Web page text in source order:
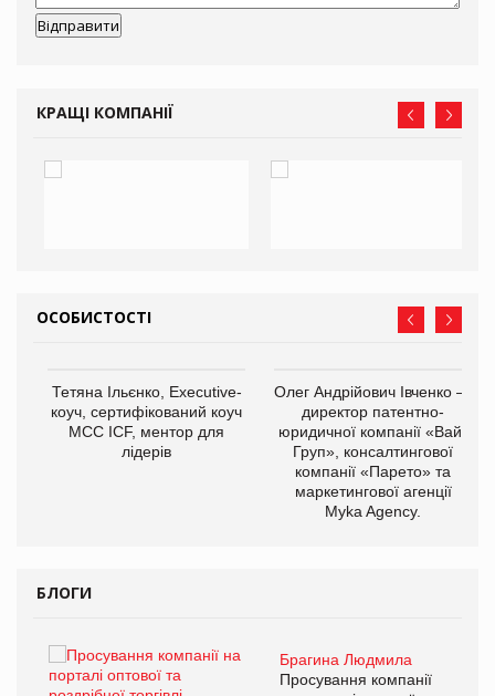
КРАЩІ КОМПАНІЇ
ОСОБИСТОСТІ
Тетяна Ільєнко, Executive-
коуч, сертифікований коуч
МСС ICF, ментор для
лідерів
Олег Андрійович Івченко —
директор патентно-
юридичної компанії «Вайз
Груп», консалтингової
компанії «Парето» та
маркетингової агенції
Myka Agency.
БЛОГИ
Брагина Людмила
Просування компанії